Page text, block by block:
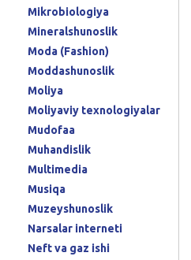
Mikrobiologiya
Mineralshunoslik
Moda (Fashion)
Moddashunoslik
Moliya
Moliyaviy texnologiyalar
Mudofaa
Muhandislik
Multimedia
Musiqa
Muzeyshunoslik
Narsalar interneti
Neft va gaz ishi